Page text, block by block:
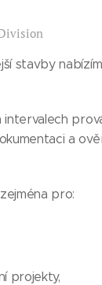
stavby
intervalech
a
pro:
projekty,